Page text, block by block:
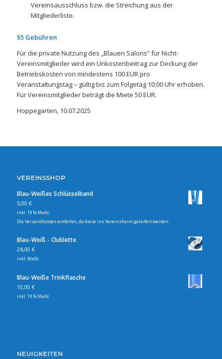
Vereinsausschluss bzw. die Streichung aus der
Mitgliederliste.
§5 Gebühren
Für die private Nutzung des „Blauen Salons“ für Nicht-
Vereinsmitglieder wird ein Unkostenbeitrag zur Deckung der
Betriebskosten von mindestens 100 EUR pro
Veranstaltungstag – gültig bis zum Folgetag 10:00 Uhr erhoben.
Für Vereinsmitglieder beträgt die Miete 50 EUR.
Hoppegarten, 10.07.2025
VEREINSSHOP
Blau-Weißes Schlüsselband
5,00 €
inkl. 19 % MwSt.
Die Versandkosten entfallen, da diese ins Vereinsheim geleifert werden.
Blau-Weiß - Clublette
24,00 €
inkl. MwSt.
Blau-Weiße Trinkflasche
10,00 €
inkl. 19 % MwSt.
NEUIGKEITEN